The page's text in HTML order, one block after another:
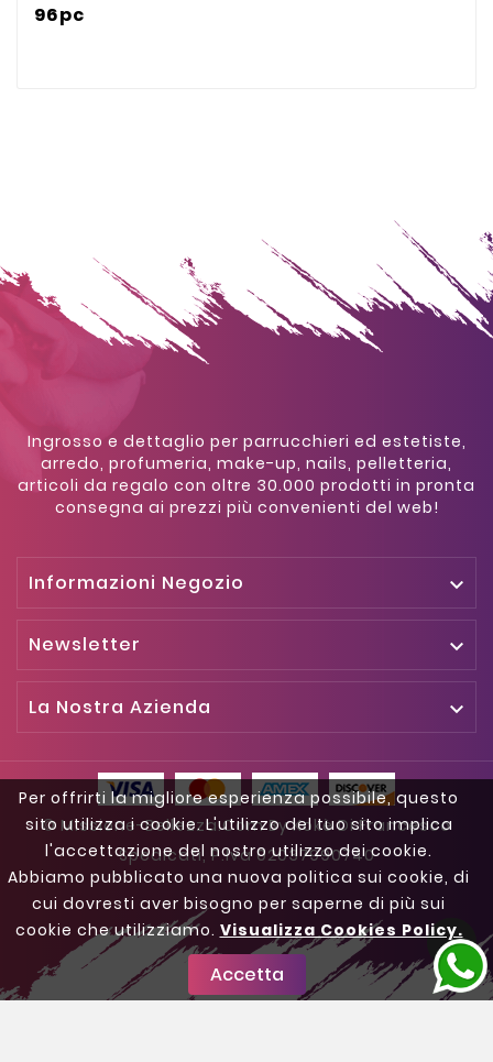
Per offrirti la migliore esperienza possibile, questo
sito utilizza i cookie. L'utilizzo del tuo sito implica
l'accettazione del nostro utilizzo dei cookie.
Abbiamo pubblicato una nuova politica sui cookie, di
cui dovresti aver bisogno per saperne di più sui
cookie che utilizziamo. Visualizza Cookies Policy.
Accetta
96pc
Ingrosso e dettaglio per parrucchieri ed estetiste,
arredo, profumeria, make-up, nails, pelletteria,
articoli da regalo con oltre 30.000 prodotti in pronta
consegna ai prezzi più convenienti del web!
Informazioni Negozio 
Newsletter 
La Nostra Azienda 

© Missione-Bellezza.com By Kokè Di Francesco
Spedicati, P.iva 02037990740